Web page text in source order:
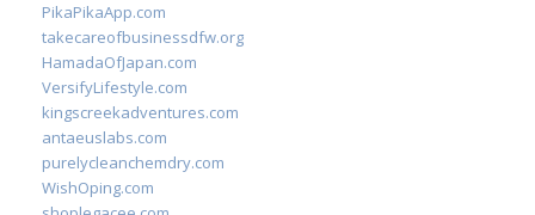
PikaPikaApp.com
takecareofbusinessdfw.org
HamadaOfJapan.com
VersifyLifestyle.com
kingscreekadventures.com
antaeuslabs.com
purelycleanchemdry.com
WishOping.com